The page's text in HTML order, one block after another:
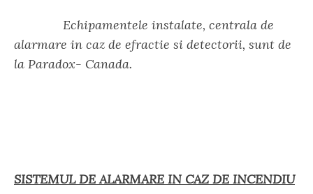
Echipamentele instalate, centrala de
alarmare in caz de efractie si detectorii, sunt de
la Paradox- Canada.
SISTEMUL DE ALARMARE IN CAZ DE INCENDIU